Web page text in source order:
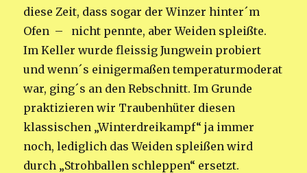
diese Zeit, dass sogar der Winzer hinter´m
Ofen – nicht pennte, aber Weiden spleißte.
Im Keller wurde fleissig Jungwein probiert
und wenn´s einigermaßen temperaturmoderat
war, ging´s an den Rebschnitt. Im Grunde
praktizieren wir Traubenhüter diesen
klassischen „Winterdreikampf“ ja immer
noch, lediglich das Weiden spleißen wird
durch „Strohballen schleppen“ ersetzt.